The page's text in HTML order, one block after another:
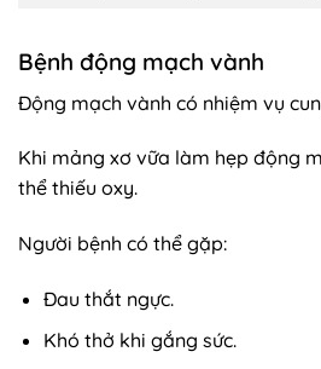
Bệnh động mạch vành
Động mạch vành có nhiệm vụ
Khi mảng xơ vữa làm hẹp động
thể thiếu oxy.
Người bệnh có thể gặp:
Đau thắt ngực.
Khó thở khi gắng sức.